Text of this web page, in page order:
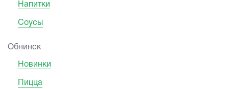
Напитки
Соусы
Обнинск
Новинки
Пицца